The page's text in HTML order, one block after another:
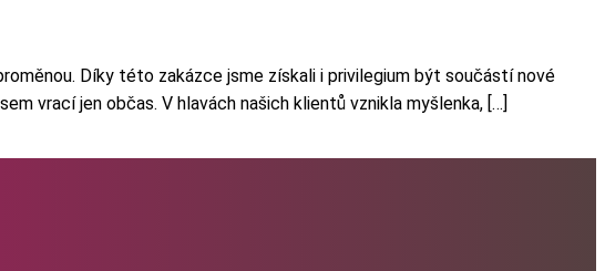
Díky této zakázce jsme získali i privilegium být součástí nové
vrací jen občas. V hlavách našich klientů vznikla myšlenka, […]